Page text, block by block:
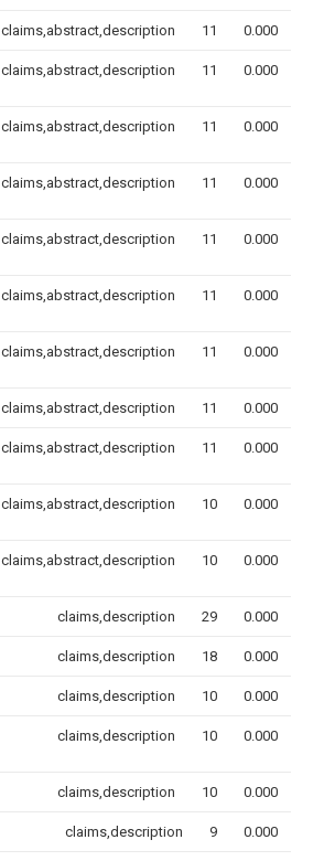
claims,abstract,description 11 0.000
claims,abstract,description 11 0.000
claims,abstract,description 11 0.000
claims,abstract,description 11 0.000
claims,abstract,description 11 0.000
claims,abstract,description 11 0.000
claims,abstract,description 11 0.000
claims,abstract,description 11 0.000
claims,abstract,description 11 0.000
claims,abstract,description 10 0.000
claims,abstract,description 10 0.000
claims,description 29 0.000
claims,description 18 0.000
claims,description 10 0.000
claims,description 10 0.000
claims,description 10 0.000
claims,description 9 0.000